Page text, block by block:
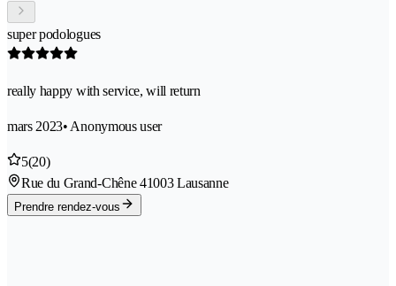
super podologues
really happy with service, will return
mars 2023• Anonymous user
5(20)
Rue du Grand-Chêne 41003 Lausanne
Prendre rendez-vous